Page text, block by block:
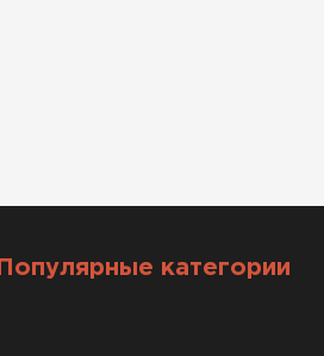
Популярные категории